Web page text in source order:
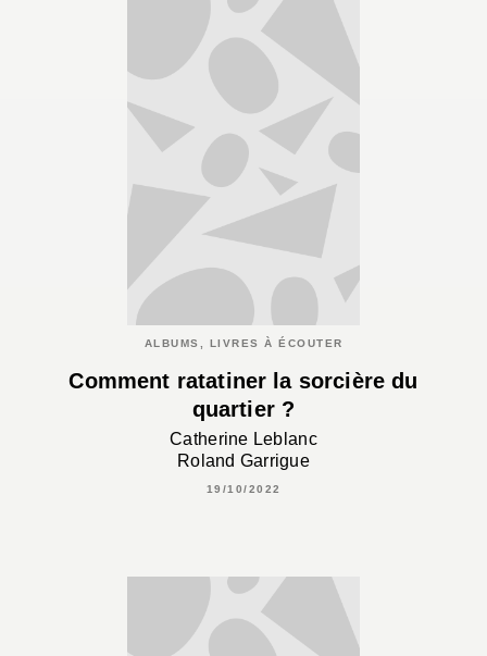
ALBUMS, LIVRES À ÉCOUTER
Comment ratatiner la sorcière du
quartier ?
Catherine Leblanc
Roland Garrigue
19/10/2022